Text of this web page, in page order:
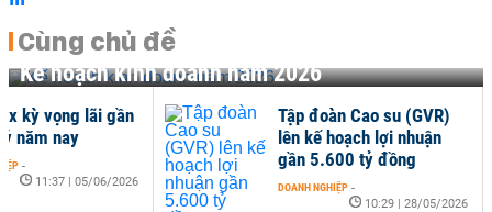
Cùng chủ đề
Kế hoạch kinh doanh năm 2026
kỳ vọng lãi gần
năm nay
-
11:37 | 05/06/2026
Tập đoàn Cao su (GVR)
lên kế hoạch lợi nhuận
gần 5.600 tỷ đồng
DOANH NGHIỆP -
10:29 | 28/05/2026